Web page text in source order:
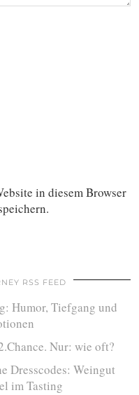
in diesem Browser
RSS FEED
Humor, Tiefgang und
Nur: wie oft?
Dresscodes: Weingut
im Tasting